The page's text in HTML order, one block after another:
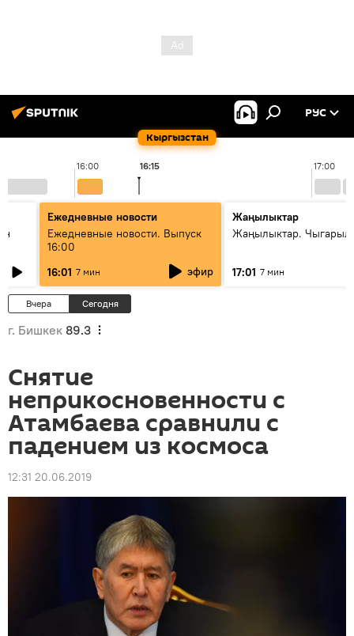
Кыргызстан
РУС
16:00 17:00
16:15
Ежедневные новости
Ежедневные новости. Выпуск
16:00
16:01 7 мин эфир
Жаңылыктар
Жаңылыктар.
17:01 7 мин
Вчера Сегодня
г. Бишкек 89.3
Снятие
неприкосновенности с
Атамбаева сравнили с
падением из космоса
12:31 20.06.2019